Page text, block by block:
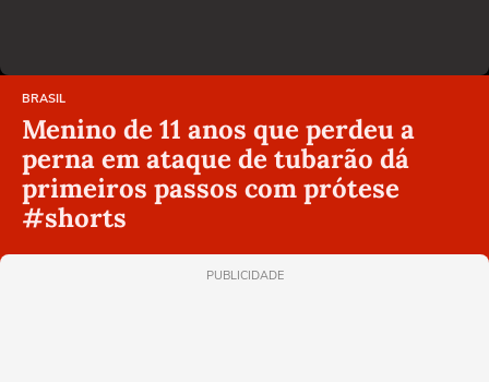
BRASIL
Menino de 11 anos que perdeu a
perna em ataque de tubarão dá
primeiros passos com prótese
#shorts
PUBLICIDADE